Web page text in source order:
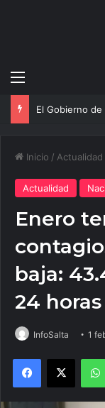
Menú
Inicio / Actualidad
Actualidad
Enero
baja:
24 horas
InfoSalta 1
Facebook
X